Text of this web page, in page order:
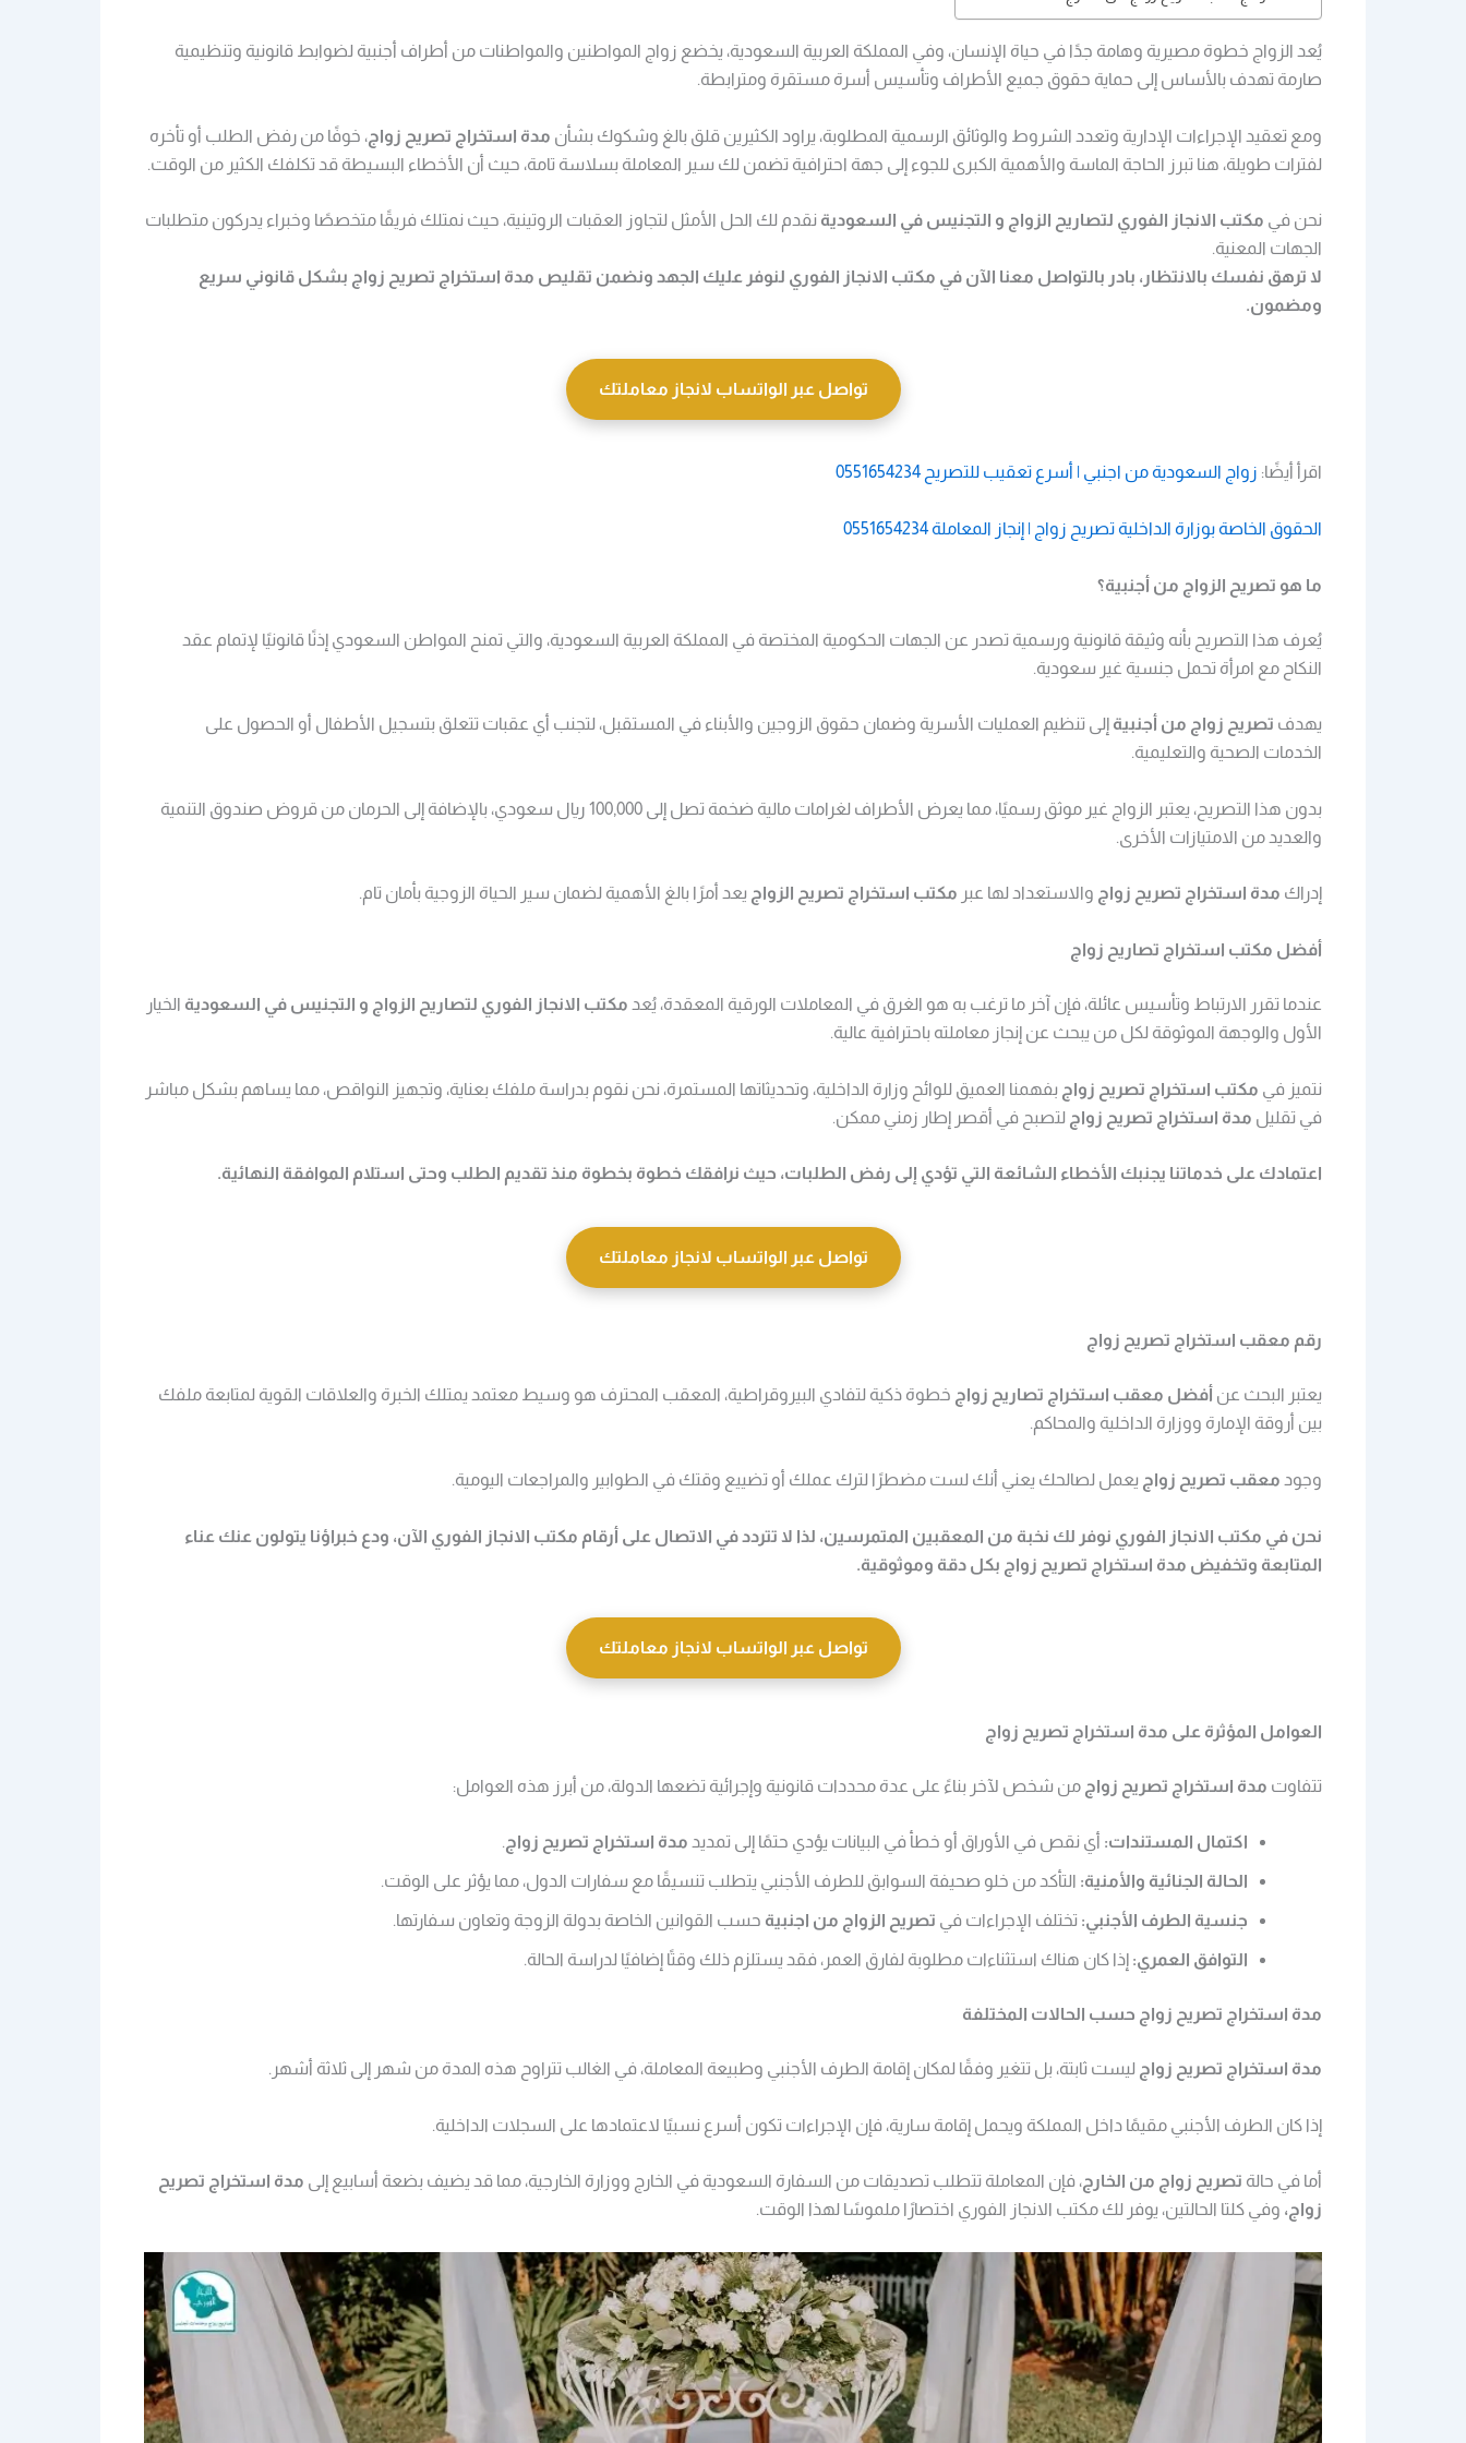
يُعد الزواج خطوة مصيرية وهامة جدًا في حياة الإنسان، وفي المملكة العربية السعودية، يخضع زواج المواطنين والمواطنات من أطراف أجنبية لضوابط قانونية وتنظيمية
صارمة تهدف بالأساس إلى حماية حقوق جميع الأطراف وتأسيس أسرة مستقرة ومترابطة.
ومع تعقيد الإجراءات الإدارية وتعدد الشروط والوثائق الرسمية المطلوبة، يراود الكثيرين قلق بالغ وشكوك بشأن مدة استخراج تصريح زواج، خوفًا من رفض الطلب أو تأخره
لفترات طويلة، هنا تبرز الحاجة الماسة والأهمية الكبرى للجوء إلى جهة احترافية تضمن لك سير المعاملة بسلاسة تامة، حيث أن الأخطاء البسيطة قد تكلفك الكثير من الوقت.
نحن في مكتب الانجاز الفوري لتصاريح الزواج و التجنيس في السعودية نقدم لك الحل الأمثل لتجاوز العقبات الروتينية، حيث نمتلك فريقًا متخصصًا وخبراء يدركون متطلبات
الجهات المعنية.
لا ترهق نفسك بالانتظار، بادر بالتواصل معنا الآن في مكتب الانجاز الفوري لنوفر عليك الجهد ونضمن تقليص مدة استخراج تصريح زواج بشكل قانوني سريع
ومضمون.
تواصل عبر الواتساب لانجاز معاملتك
اقرأ أيضًا: زواج السعودية من اجنبي | أسرع تعقيب للتصريح 0551654234
الحقوق الخاصة بوزارة الداخلية تصريح زواج | إنجاز المعاملة 0551654234
ما هو تصريح الزواج من أجنبية؟
يُعرف هذا التصريح بأنه وثيقة قانونية ورسمية تصدر عن الجهات الحكومية المختصة في المملكة العربية السعودية، والتي تمنح المواطن السعودي إذنًا قانونيًا لإتمام عقد
النكاح مع امرأة تحمل جنسية غير سعودية.
يهدف تصريح زواج من أجنبية إلى تنظيم العمليات الأسرية وضمان حقوق الزوجين والأبناء في المستقبل، لتجنب أي عقبات تتعلق بتسجيل الأطفال أو الحصول على
الخدمات الصحية والتعليمية.
بدون هذا التصريح، يعتبر الزواج غير موثق رسميًا، مما يعرض الأطراف لغرامات مالية ضخمة تصل إلى 100,000 ريال سعودي، بالإضافة إلى الحرمان من قروض صندوق التنمية
والعديد من الامتيازات الأخرى.
إدراك مدة استخراج تصريح زواج والاستعداد لها عبر مكتب استخراج تصريح الزواج يعد أمرًا بالغ الأهمية لضمان سير الحياة الزوجية بأمان تام.
أفضل مكتب استخراج تصاريح زواج
عندما تقرر الارتباط وتأسيس عائلة، فإن آخر ما ترغب به هو الغرق في المعاملات الورقية المعقدة، يُعد مكتب الانجاز الفوري لتصاريح الزواج و التجنيس في السعودية الخيار
الأول والوجهة الموثوقة لكل من يبحث عن إنجاز معاملته باحترافية عالية.
نتميز في مكتب استخراج تصريح زواج بفهمنا العميق للوائح وزارة الداخلية، وتحديثاتها المستمرة، نحن نقوم بدراسة ملفك بعناية، وتجهيز النواقص، مما يساهم بشكل مباشر
في تقليل مدة استخراج تصريح زواج لتصبح في أقصر إطار زمني ممكن.
اعتمادك على خدماتنا يجنبك الأخطاء الشائعة التي تؤدي إلى رفض الطلبات، حيث نرافقك خطوة بخطوة منذ تقديم الطلب وحتى استلام الموافقة النهائية.
تواصل عبر الواتساب لانجاز معاملتك
رقم معقب استخراج تصريح زواج
يعتبر البحث عن أفضل معقب استخراج تصاريح زواج خطوة ذكية لتفادي البيروقراطية، المعقب المحترف هو وسيط معتمد يمتلك الخبرة والعلاقات القوية لمتابعة ملفك
بين أروقة الإمارة ووزارة الداخلية والمحاكم.
وجود معقب تصريح زواج يعمل لصالحك يعني أنك لست مضطرًا لترك عملك أو تضييع وقتك في الطوابير والمراجعات اليومية.
نحن في مكتب الانجاز الفوري نوفر لك نخبة من المعقبين المتمرسين، لذا لا تتردد في الاتصال على أرقام مكتب الانجاز الفوري الآن، ودع خبراؤنا يتولون عنك عناء
المتابعة وتخفيض مدة استخراج تصريح زواج بكل دقة وموثوقية.
تواصل عبر الواتساب لانجاز معاملتك
العوامل المؤثرة على مدة استخراج تصريح زواج
تتفاوت مدة استخراج تصريح زواج من شخص لآخر بناءً على عدة محددات قانونية وإجرائية تضعها الدولة، من أبرز هذه العوامل:
اكتمال المستندات: أي نقص في الأوراق أو خطأ في البيانات يؤدي حتمًا إلى تمديد مدة استخراج تصريح زواج .
الحالة الجنائية والأمنية: التأكد من خلو صحيفة السوابق للطرف الأجنبي يتطلب تنسيقًا مع سفارات الدول، مما يؤثر على الوقت.
جنسية الطرف الأجنبي: تختلف الإجراءات في تصريح الزواج من اجنبية حسب القوانين الخاصة بدولة الزوجة وتعاون سفارتها.
التوافق العمري: إذا كان هناك استثناءات مطلوبة لفارق العمر، فقد يستلزم ذلك وقتًا إضافيًا لدراسة الحالة.
مدة استخراج تصريح زواج حسب الحالات المختلفة
مدة استخراج تصريح زواج ليست ثابتة، بل تتغير وفقًا لمكان إقامة الطرف الأجنبي وطبيعة المعاملة، في الغالب تتراوح هذه المدة من شهر إلى ثلاثة أشهر.
إذا كان الطرف الأجنبي مقيمًا داخل المملكة ويحمل إقامة سارية، فإن الإجراءات تكون أسرع نسبيًا لاعتمادها على السجلات الداخلية.
أما في حالة تصريح زواج من الخارج، فإن المعاملة تتطلب تصديقات من السفارة السعودية في الخارج ووزارة الخارجية، مما قد يضيف بضعة أسابيع إلى مدة استخراج تصريح
زواج، وفي كلتا الحالتين، يوفر لك مكتب الانجاز الفوري اختصارًا ملموسًا لهذا الوقت.